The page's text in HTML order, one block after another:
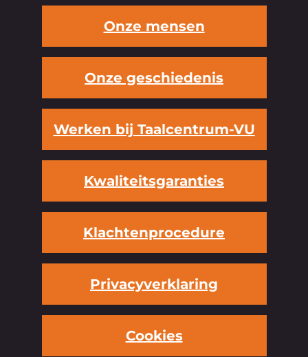
Onze mensen
Onze geschiedenis
Werken bij Taalcentrum-VU
Kwaliteitsgaranties
Klachtenprocedure
Privacyverklaring
Cookies